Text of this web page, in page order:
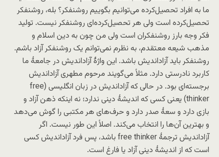
ما به افراد تحصیل‌کرده می‌توانیم بگوییم روشنفکر؟ بله، روشنفکر
تحصیل‌کرده است ولی هر تحصیل‌کرده‌ای روشنفکر نیست. تولید
فکر وجه بارز روشنفکران است ولی من چون به دین اسلام و
مذهب شیعه معتقدم، به نظرم نمی‌توانم یک روشنفکر آزاد باشم.
روشنفکر باید آزاداندیش باشد. این واژۀ آزاداندیش در جامعۀ ما
کاربرد نادرستی دارد. مثلاً می‌گویند مرحوم مطهری آزاداندیش
برجسته‌ای بود. در حالی که آزاداندیش در زبان انگلیسی (free
thinker) یعنی کسی که اندیشۀ دینی ندارد؛ نه اینکه ذهن آزاد و
بازی دارد و سعۀ صدر دارد و حرف‌های هر مکتبی را گوش می‌دهد
و بهترین آن‌ها را انتخاب می‌کند. اصلاً این طور نیست. اگر
آزاداندیش ترجمۀ free thinker باشد، پس فرد آزاداندیش کسی
است که از اندیشۀ دینی آزاد یا فارغ است.